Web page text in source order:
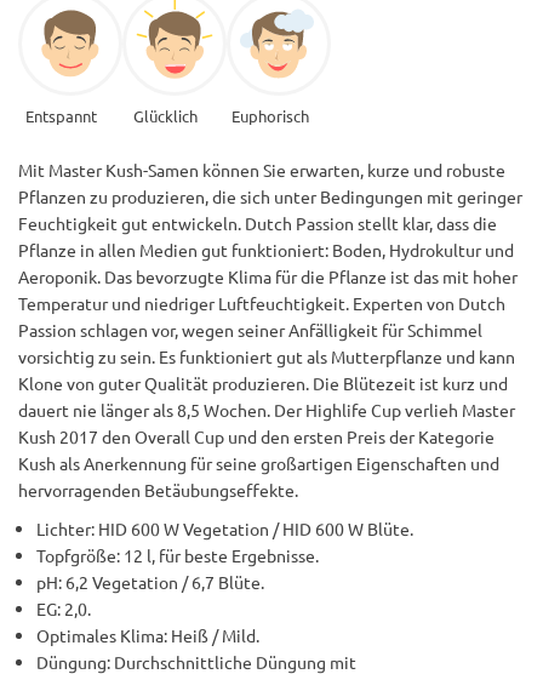
Entspannt Glücklich Euphorisch
Mit Master Kush-Samen können Sie erwarten, kurze und robuste
Pflanzen zu produzieren, die sich unter Bedingungen mit geringer
Feuchtigkeit gut entwickeln. Dutch Passion stellt klar, dass die
Pflanze in allen Medien gut funktioniert: Boden, Hydrokultur und
Aeroponik. Das bevorzugte Klima für die Pflanze ist das mit hoher
Temperatur und niedriger Luftfeuchtigkeit. Experten von Dutch
Passion schlagen vor, wegen seiner Anfälligkeit für Schimmel
vorsichtig zu sein. Es funktioniert gut als Mutterpflanze und kann
Klone von guter Qualität produzieren. Die Blütezeit ist kurz und
dauert nie länger als 8,5 Wochen. Der Highlife Cup verlieh Master
Kush 2017 den Overall Cup und den ersten Preis der Kategorie
Kush als Anerkennung für seine großartigen Eigenschaften und
hervorragenden Betäubungseffekte.
Lichter: HID 600 W Vegetation / HID 600 W Blüte.
Topfgröße: 12 l, für beste Ergebnisse.
pH: 6,2 Vegetation / 6,7 Blüte.
EG: 2,0.
Optimales Klima: Heiß / Mild.
Düngung: Durchschnittliche Düngung mit